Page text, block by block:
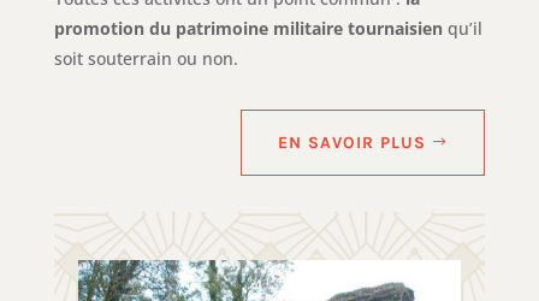
promotion du patrimoine militaire tournaisien qu’il
soit souterrain ou non.
EN SAVOIR PLUS